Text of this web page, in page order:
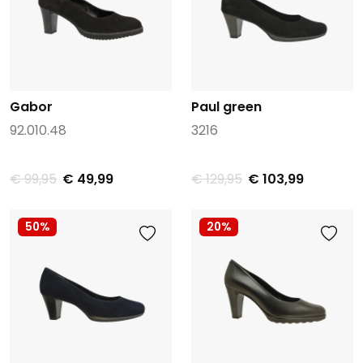
Gabor
92.010.48
€ 99,95 € 49,99
Paul green
3216
€ 129,95 € 103,99
50% 20%